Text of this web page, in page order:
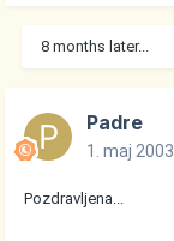
8 months later...
Padre
1. maj 2003
Pozdravljena...